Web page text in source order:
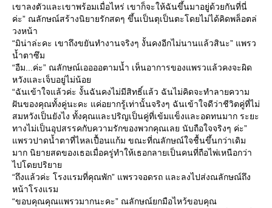
เขาลงตัวและเขาพร้อมเมื่อไหร่ เขาก็จะให้ฉันขึ้นมาอยู่ด้วยกันที่นี่
ค่ะ” ณลักษณ์สร้างนิยายรักสดๆ ขึ้นเป็นตุเป็นตะโดยไม่ได้คิดพล็อตล่
วงหน้า
“มิน่าล่ะคะ เขาถึงขยันทำงานจริงๆ งั้นคงอีกไม่นานแล้วสินะ” แพรว
น้ำตาซึม
“อืม...ค่ะ” ณลักษณ์เออออตามน้ำ เห็นอาการของแพรวแล้วคงจะผิด
หวังและเจ็บอยู่ไม่น้อ
“ฉันเข้าใจแล้วค่ะ งั้นฉันคงไม่มีสิทธิ์แล้ว ฉันไม่คิดจะทำลายความ
ฝันของคุณทั้งคู่นะคะ แค่อยากรู้เท่านั้นจริงๆ ฉันเข้าใจดีว่าชีวิตคู่ที่ไม่
สมหวังเป็นยังไง ทั้งคุณและปริญเป็นคู่ที่เข้มแข็งและอดทนมาก ระยะ
ทางไม่เป็นอุปสรรคกับความรักของพวกคุณเลย นับถือใจจริงๆ ค่ะ”
พรวปาดน้ำตาที่ไหลเปื้อนแก้ม ขณะที่ณลักษณ์ใจชื้นขึ้นกว่าเดิม
มาก นิยายสดของเธอเมื่อครู่ทำให้เธอกลายเป็นคนที่ถือไพ่เหนือกว่า
ไปโดยปริยา
“ถึงแล้วค่ะ โรงแรมที่คุณพัก” แพรวจอดรถ และลงไปส่งณลักษณ์ถึง
หน้าโรงแรม
“ขอบคุณคุณแพรวมากนะคะ” ณลักษณ์ยกมือไหว้ขอบคุณ